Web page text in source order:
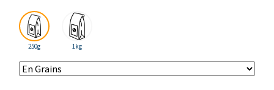
250g 1kg